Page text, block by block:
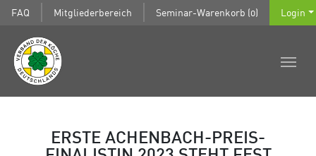
FAQ Mitgliederbereich Seminar-Warenkorb (0) Login
ERSTE ACHENBACH-PREIS-